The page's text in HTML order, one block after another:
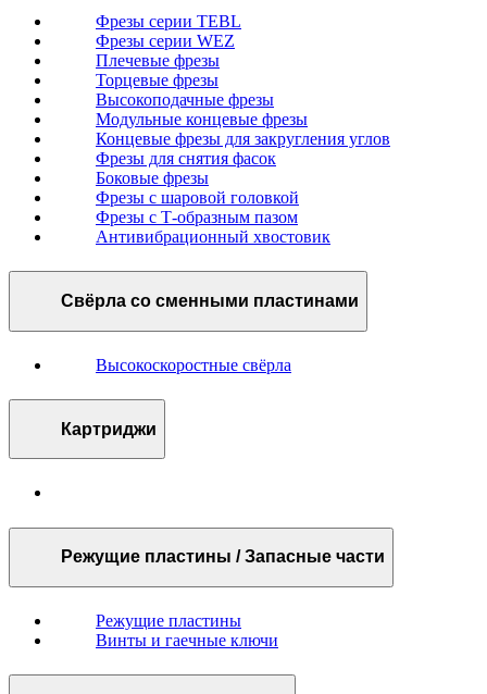
Фрезы серии TEBL
Фрезы серии WEZ
Плечевые фрезы
Торцевые фрезы
Высокоподачные фрезы
Модульные концевые фрезы
Концевые фрезы для закругления углов
Фрезы для снятия фасок
Боковые фрезы
Фрезы с шаровой головкой
Фрезы с Т-образным пазом
Антивибрационный хвостовик
Свёрла со сменными пластинами
Высокоскоростные свёрла
Картриджи
Режущие пластины / Запасные части
Режущие пластины
Винты и гаечные ключи